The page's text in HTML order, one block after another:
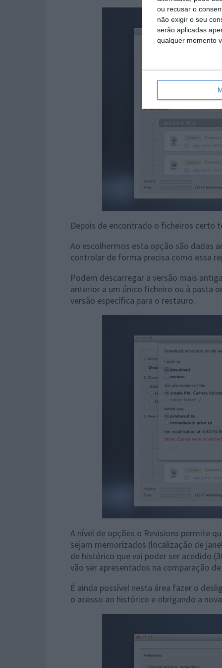
ou recusar o
não exigir o seu
serão aplicadas
qualquer momento
Depois de encontrado o ficheiros certo
Ao escolhermos esta opção são dadas
controlar de forma precisa como essa
Podem descarregar a versão mais
anterior a um único ficheiro ou à pasta
versão específica para o restauro.
A nível de opções o Revisions permite
sejam memorizados (localização de
de histórico que vai poder ser acedido
vão ser apresentados na comparação
É ainda possível nesta área fazer o
o acesso ao histórico e obrigando a